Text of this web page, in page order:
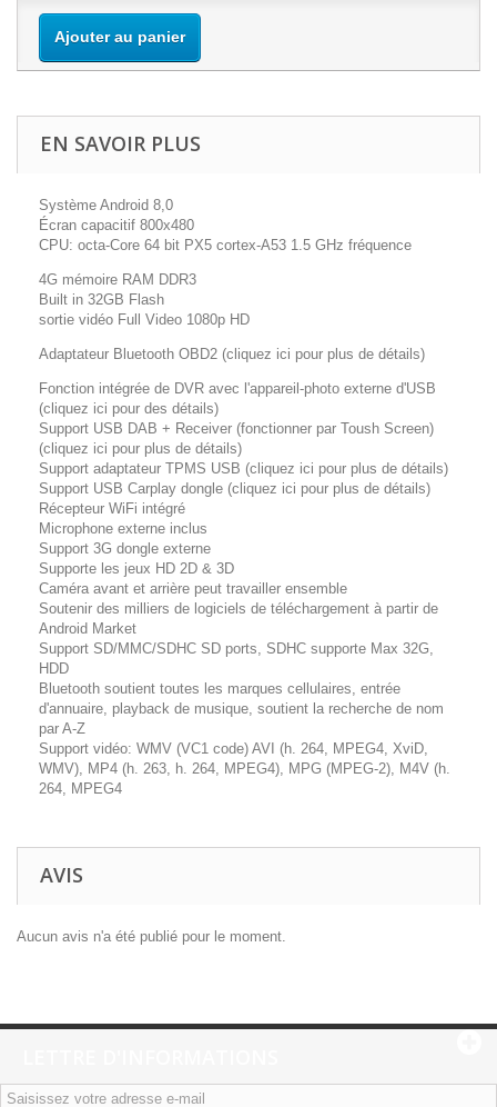
Ajouter au panier
EN SAVOIR PLUS
Système Android 8,0
Écran capacitif 800x480
CPU: octa-Core 64 bit PX5 cortex-A53 1.5 GHz fréquence
4G mémoire RAM DDR3
Built in 32GB Flash
sortie vidéo Full Video 1080p HD
Adaptateur Bluetooth OBD2 (cliquez ici pour plus de détails)
Fonction intégrée de DVR avec l'appareil-photo externe d'USB
(cliquez ici pour des détails)
Support USB DAB + Receiver (fonctionner par Toush Screen)
(cliquez ici pour plus de détails)
Support adaptateur TPMS USB (cliquez ici pour plus de détails)
Support USB Carplay dongle (cliquez ici pour plus de détails)
Récepteur WiFi intégré
Microphone externe inclus
Support 3G dongle externe
Supporte les jeux HD 2D & 3D
Caméra avant et arrière peut travailler ensemble
Soutenir des milliers de logiciels de téléchargement à partir de
Android Market
Support SD/MMC/SDHC SD ports, SDHC supporte Max 32G,
HDD
Bluetooth soutient toutes les marques cellulaires, entrée
d'annuaire, playback de musique, soutient la recherche de nom
par A-Z
Support vidéo: WMV (VC1 code) AVI (h. 264, MPEG4, XviD,
WMV), MP4 (h. 263, h. 264, MPEG4), MPG (MPEG-2), M4V (h.
264, MPEG4
AVIS
Aucun avis n'a été publié pour le moment.